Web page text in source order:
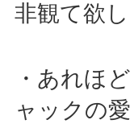
非観て欲
・あれほ
ャックの